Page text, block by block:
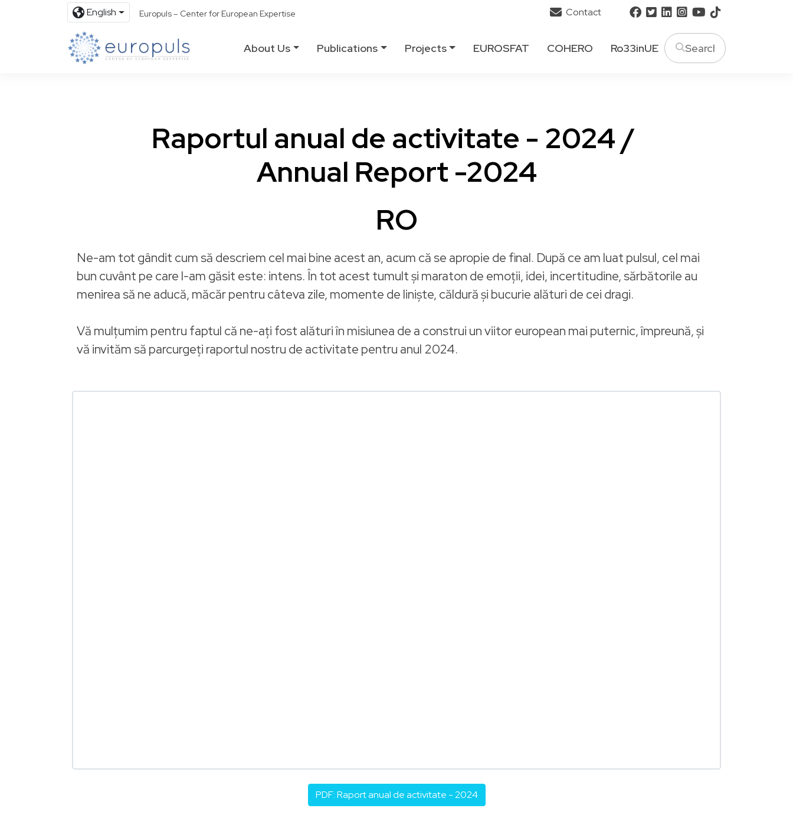
English Europuls – Center for European Expertise Contact
About Us Publications Projects EUROSFAT COHERO Ro33inUE
Raportul anual de activitate - 2024 /
Annual Report -2024
RO
Ne-am tot gândit cum să descriem cel mai bine acest an, acum că se apropie de final. După ce am luat pulsul, cel mai
bun cuvânt pe care l-am găsit este: intens. În tot acest tumult și maraton de emoții, idei, incertitudine, sărbătorile au
menirea să ne aducă, măcăr pentru câteva zile, momente de liniște, căldură și bucurie alături de cei dragi.
Vă mulțumim pentru faptul că ne-ați fost alături în misiunea de a construi un viitor european mai puternic, împreună, și
vă invităm să parcurgeți raportul nostru de activitate pentru anul 2024.
PDF: Raport anual de activitate - 2024